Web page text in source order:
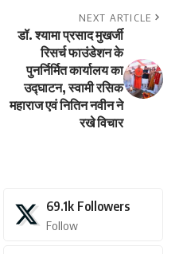
NEXT ARTICLE
डॉ. श्यामा प्रसाद मुखर्जी
रिसर्च फाउंडेशन के
पुनर्निर्मित कार्यालय का
उद्घाटन, स्वामी रसिक
महाराज एवं नितिन नवीन ने
रखे विचार
69.1k Followers
Follow